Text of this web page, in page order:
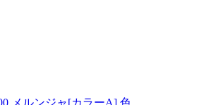
メルンジャ[カラーA] 色…